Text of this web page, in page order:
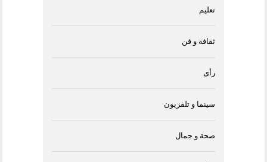
تعليم
ثقافة و فن
رأى
سينما و تلفزيون
صحة و جمال